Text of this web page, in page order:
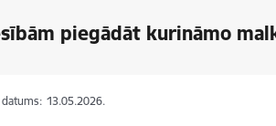
piegādāt kurināmo
13.05.2026.